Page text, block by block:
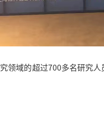
领域的超过700多名研究